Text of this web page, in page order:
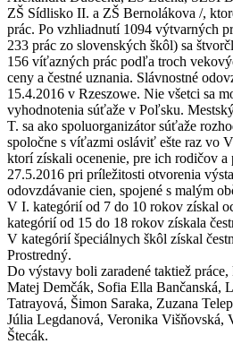
ZŠ Sídlisko II. a ZŠ Bernolákova /,
prác. Po vzhliadnutí 1094 výtvarných
233 prác zo slovenských škôl) sa
156 víťazných prác podľa troch
ceny a čestné uznania. Slávnostné
15.4.2016 v Rzeszowe. Nie všetci sa
vyhodnotenia súťaže v Poľsku.
T. sa ako spoluorganizátor súťaže
spoločne s víťazmi osláviť ešte raz vo
ktorí získali ocenenie, pre ich rodičov a
27.5.2016 pri príležitosti otvorenia
odovzdávanie cien, spojené s malým
V I. kategórií od 7 do 10 rokov získal
kategórií od 15 do 18 rokov získala
V kategórií špeciálnych škôl získal
Prostredný.
Do výstavy boli zaradené taktiež
Matej Demčák, Sofia Ella Bančanská,
Tatrayová, Šimon Saraka, Zuzana
Júlia Legdanová, Veronika
Štecák.